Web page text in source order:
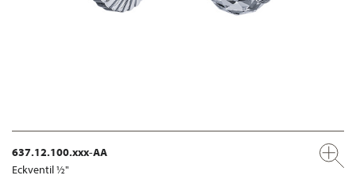
637.12.100.xxx-AA
Eckventil ½"